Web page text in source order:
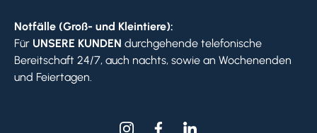
Notfälle (Groß- und Kleintiere):
Für UNSERE KUNDEN durchgehende telefonische
Bereitschaft 24/7, auch nachts, sowie an Wochenenden
und Feiertagen.